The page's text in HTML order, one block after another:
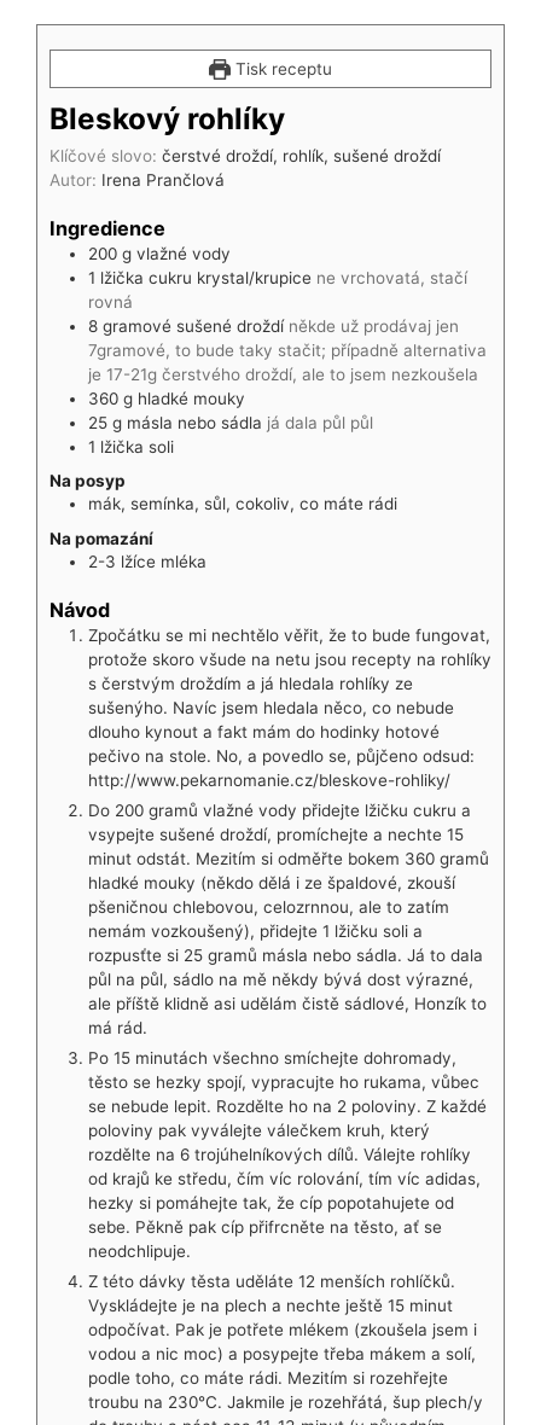
Tisk receptu
Bleskový rohlíky
Klíčové slovo: čerstvé droždí, rohlík, sušené droždí
Autor: Irena Prančlová
Ingredience
200 g vlažné vody
1 lžička cukru krystal/krupice ne vrchovatá, stačí
rovná
8 gramové sušené droždí někde už prodávaj jen
7gramové, to bude taky stačit; případně alternativa
je 17-21g čerstvého droždí, ale to jsem nezkoušela
360 g hladké mouky
25 g másla nebo sádla já dala půl půl
1 lžička soli
Na posyp
mák, semínka, sůl, cokoliv, co máte rádi
Na pomazání
2-3 lžíce mléka
Návod
Zpočátku se mi nechtělo věřit, že to bude fungovat,
protože skoro všude na netu jsou recepty na rohlíky
s čerstvým droždím a já hledala rohlíky ze
sušenýho. Navíc jsem hledala něco, co nebude
dlouho kynout a fakt mám do hodinky hotové
pečivo na stole. No, a povedlo se, půjčeno odsud:
http://www.pekarnomanie.cz/bleskove-rohliky/
Do 200 gramů vlažné vody přidejte lžičku cukru a
vsypejte sušené droždí, promíchejte a nechte 15
minut odstát. Mezitím si odměřte bokem 360 gramů
hladké mouky (někdo dělá i ze špaldové, zkouší
pšeničnou chlebovou, celozrnnou, ale to zatím
nemám vozkoušený), přidejte 1 lžičku soli a
rozpusťte si 25 gramů másla nebo sádla. Já to dala
půl na půl, sádlo na mě někdy bývá dost výrazné,
ale příště klidně asi udělám čistě sádlové, Honzík to
má rád.
Po 15 minutách všechno smíchejte dohromady,
těsto se hezky spojí, vypracujte ho rukama, vůbec
se nebude lepit. Rozdělte ho na 2 poloviny. Z každé
poloviny pak vyválejte válečkem kruh, který
rozdělte na 6 trojúhelníkových dílů. Válejte rohlíky
od krajů ke středu, čím víc rolování, tím víc adidas,
hezky si pomáhejte tak, že cíp popotahujete od
sebe. Pěkně pak cíp přifrcněte na těsto, ať se
neodchlipuje.
Z této dávky těsta uděláte 12 menších rohlíčků.
Vyskládejte je na plech a nechte ještě 15 minut
odpočívat. Pak je potřete mlékem (zkoušela jsem i
vodou a nic moc) a posypejte třeba mákem a solí,
podle toho, co máte rádi. Mezitím si rozehřejte
troubu na 230°C. Jakmile je rozehřátá, šup plech/y